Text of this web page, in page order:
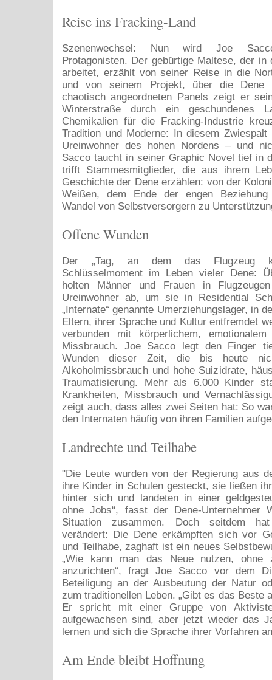
Reise ins Fracking-Land
Szenenwechsel: Nun wird Joe
Protagonisten. Der gebürtige Maltese, der in
arbeitet, erzählt von seiner Reise in die
und von seinem Projekt, über die Dene
chaotisch angeordneten Panels zeigt er
Winterstraße durch ein geschundenes
Chemikalien für die Fracking-Industrie
Tradition und Moderne: In diesem
Ureinwohner des hohen Nordens – und
Sacco taucht in seiner Graphic Novel tief in
trifft Stammesmitglieder, die aus ihrem
Geschichte der Dene erzählen: von der
Weißen, dem Ende der engen
Wandel von Selbstversorgern zu
Offene Wunden
Der „Tag, an dem das Flugzeug
Schlüsselmoment im Leben vieler Dene:
holten Männer und Frauen in
Ureinwohner ab, um sie in Residential
„Internate“ genannte Umerziehungslager, in
Eltern, ihrer Sprache und Kultur entfremdet
verbunden mit körperlichem,
Missbrauch. Joe Sacco legt den Finger
Wunden dieser Zeit, die bis heute
Alkoholmissbrauch und hohe Suizidrate,
Traumatisierung. Mehr als 6.000 Kinder
Krankheiten, Missbrauch und
zeigt auch, dass alles zwei Seiten hat: So
den Internaten häufig von ihren Familien
Landrechte und Teilhabe
"Die Leute wurden von der Regierung aus
ihre Kinder in Schulen gesteckt, sie ließen
hinter sich und landeten in einer
ohne Jobs“, fasst der Dene-Unternehmer
Situation zusammen. Doch seitdem
verändert: Die Dene erkämpften sich vor
und Teilhabe, zaghaft ist ein neues
„Wie kann man das Neue nutzen, ohne
anzurichten“, fragt Joe Sacco vor dem
Beteiligung an der Ausbeutung der Natur
zum traditionellen Leben. „Gibt es das Beste
Er spricht mit einer Gruppe von
aufgewachsen sind, aber jetzt wieder das
lernen und sich die Sprache ihrer Vorfahren
Am Ende bleibt Hoffnung